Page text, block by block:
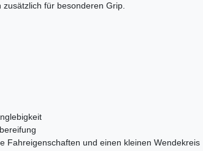
für besonderen Grip.
Fahreigenschaften und einen kleinen Wendekreis